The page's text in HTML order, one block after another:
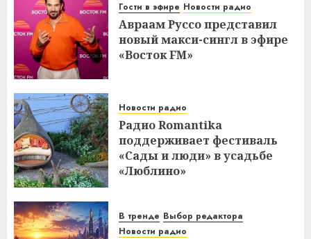
Гости в эфире Новости радио
Авраам Руссо представил
новый макси-сингл в эфире
«Восток FM»
Новости радио
Радио Romantika
поддерживает фестиваль
«Сады и люди» в усадьбе
«Люблино»
В тренде Выбор редактора
Новости радио